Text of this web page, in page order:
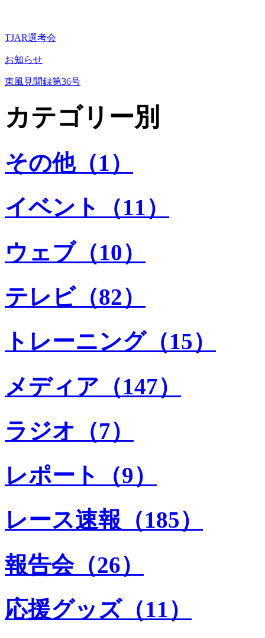
TJAR選考会
お知らせ
東風見聞録第36号
カテゴリー別
その他（1）
イベント（11）
ウェブ（10）
テレビ（82）
トレーニング（15）
メディア（147）
ラジオ（7）
レポート（9）
レース速報（185）
報告会（26）
応援グッズ（11）